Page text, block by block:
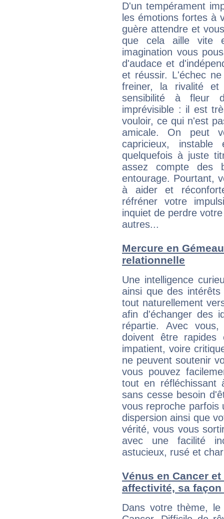
D'un tempérament
les émotions fortes à
guère attendre et
que cela aille vite
imagination vous
d'audace et
et réussir. L'échec
freiner, la rivalité et
sensibilité à fleur
imprévisible : il est
vouloir, ce qui n'est
amicale. On peut
capricieux,
quelquefois à juste
assez compte des
entourage. Pourtant,
à aider et
réfréner votre
inquiet de perdre
autres...
Mercure en
relationnelle
Une intelligence
ainsi que des
tout naturellement
afin d'échanger des
répartie. Avec
doivent être
impatient, voire
ne peuvent soutenir
vous pouvez
tout en réfléchissant
sans cesse besoin
vous reproche parfois
dispersion ainsi que
vérité, vous vous
avec une facilité
astucieux, rusé et
Vénus en Cancer
affectivité, sa
Dans votre thème,